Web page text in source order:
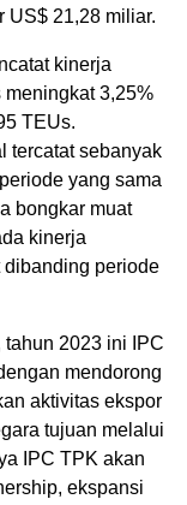
US$ 21,28 miliar.
kinerja
meningkat 3,25%
TEUs.
tercatat sebanyak
yang sama
bongkar muat
kinerja
dibanding periode
tahun 2023 ini IPC
mendorong
aktivitas ekspor
tujuan melalui
IPC TPK akan
ekspansi